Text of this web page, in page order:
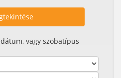
vagy szobatípus